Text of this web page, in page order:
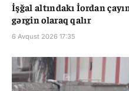
İşğal altındakı İordan
gərgin olaraq qalır
6 Avqust 2026 17:35